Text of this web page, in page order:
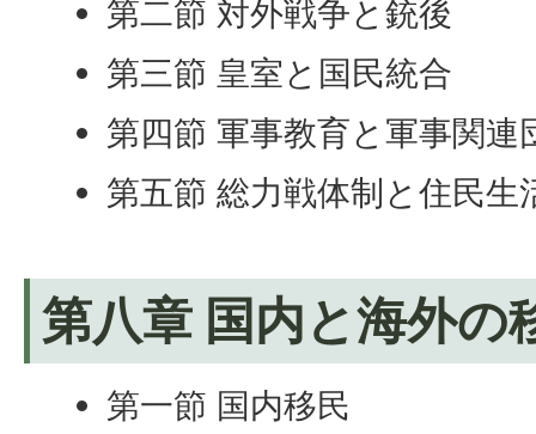
第二節 対外戦争と銃後
第三節 皇室と国民統合
第四節 軍事教育と軍事関連
第五節 総力戦体制と住民生
第八章 国内と海外の
第一節 国内移民